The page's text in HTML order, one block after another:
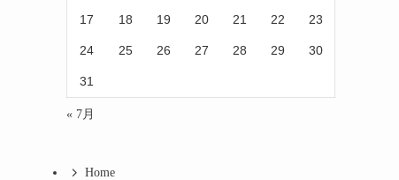
17 18 19 20 21 22 23
24 25 26 27 28 29 30
31
« 7月
Home